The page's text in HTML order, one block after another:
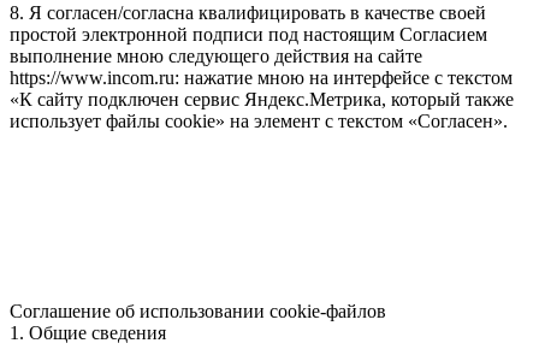
8. Я согласен/согласна квалифицировать в качестве своей
простой электронной подписи под настоящим Согласием
выполнение мною следующего действия на сайте
https://www.incom.ru: нажатие мною на интерфейсе с текстом
«К сайту подключен сервис Яндекс.Метрика, который также
использует файлы cookie» на элемент с текстом «Согласен».
Соглашение об использовании cookie-файлов
1. Общие сведения